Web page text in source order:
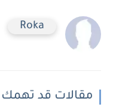
Roka
مقالات قد تهمك